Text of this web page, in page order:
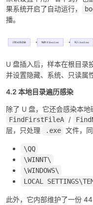
果系统开启了自动运行，
播。
U 盘插入后，样本在根目录
并设置隐藏、系统、只读属
4.2 本地目录遍历感染
除了 U 盘，它还会感染本
FindFirstFileA /
层，只处理
.exe 文件，
\QQ
\WINNT\
\WINDOWS\
LOCAL
此外，它内部维护了一份